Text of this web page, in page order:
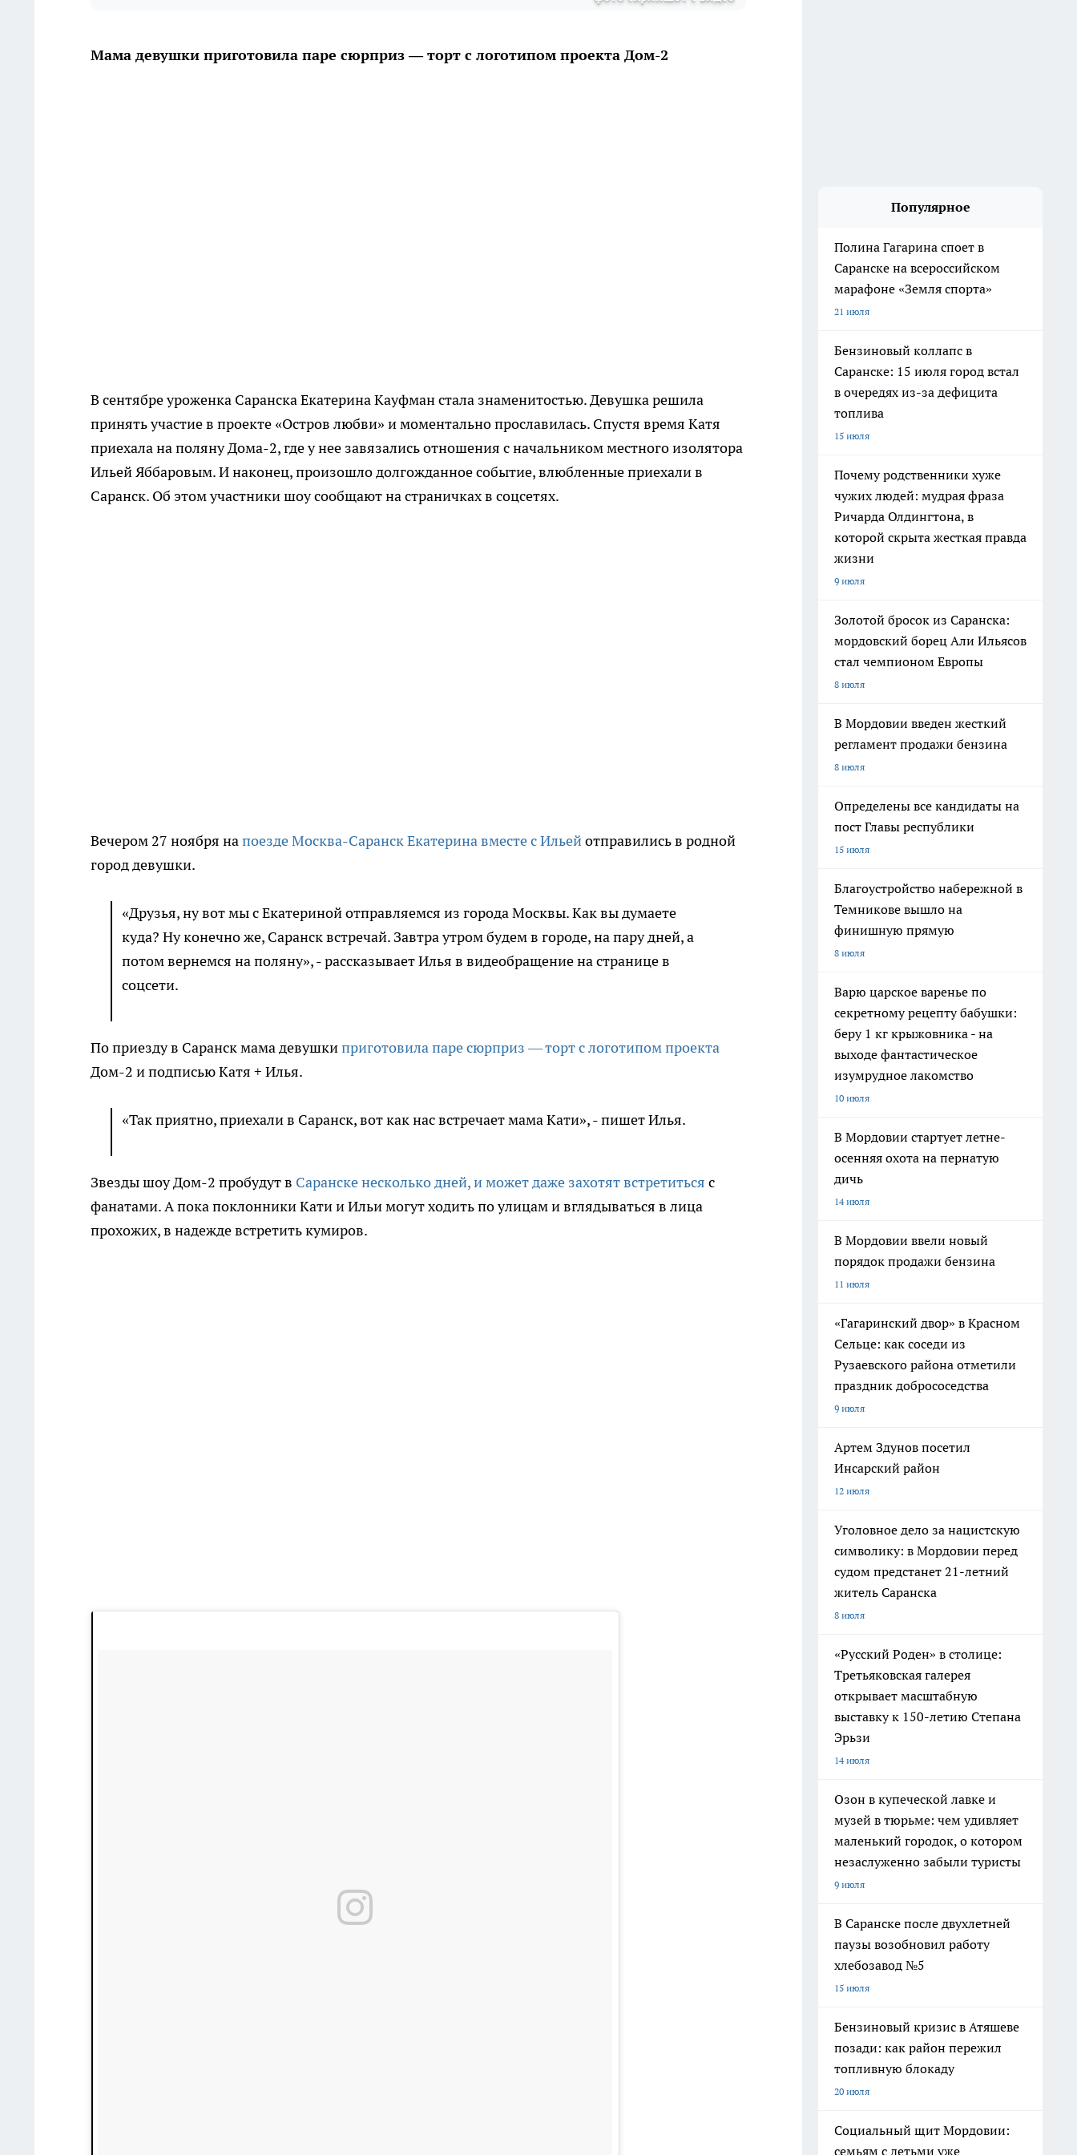
Мама девушки приготовила паре сюрприз — торт с логотипом проекта Дом-2
В сентябре уроженка Саранска Екатерина Кауфман стала знаменитостью. Девушка решила
принять участие в проекте «Остров любви» и моментально прославилась. Спустя время Катя
приехала на поляну Дома-2, где у нее завязались отношения с начальником местного изолятора
Ильей Яббаровым. И наконец, произошло долгожданное событие, влюбленные приехали в
Саранск. Об этом участники шоу сообщают на страничках в соцсетях.
Вечером 27 ноября напоезде Москва-Саранск Екатерина вместе с Ильейотправились в родной
город девушки.
«Друзья, ну вот мы с Екатериной отправляемся из города Москвы. Как вы думаете
куда? Ну конечно же, Саранск встречай. Завтра утром будем в городе, на пару дней, а
потом вернемся на поляну», - рассказывает Илья в видеобращение на странице в
соцсети.
По приезду в Саранск мама девушкиприготовила паре сюрприз — торт с логотипом проекта
Дом-2 и подписью Катя + Илья.
«Так приятно, приехали в Саранск, вот как нас встречает мама Кати», - пишет Илья.
Звезды шоу Дом-2 пробудут в Саранске несколько дней, и может даже захотят встретиться с
фанатами. А пока поклонники Кати и Ильи могут ходить по улицам и вглядываться в лица
прохожих, в надежде встретить кумиров.
Популярное
Полина Гагарина споет в
Саранске на всероссийском
марафоне «Земля спорта»
21 июля
Бензиновый коллапс в
Саранске: 15 июля город встал
в очередях из-за дефицита
топлива
15 июля
Почему родственники хуже
чужих людей: мудрая фраза
Ричарда Олдингтона, в
которой скрыта жесткая правда
жизни
9 июля
Золотой бросок из Саранска:
мордовский борец Али Ильясов
стал чемпионом Европы
8 июля
В Мордовии введен жесткий
регламент продажи бензина
8 июля
Определены все кандидаты на
пост Главы республики
15 июля
Благоустройство набережной в
Темникове вышло на
финишную прямую
8 июля
Варю царское варенье по
секретному рецепту бабушки:
беру 1 кг крыжовника - на
выходе фантастическое
изумрудное лакомство
10 июля
В Мордовии стартует летне-
осенняя охота на пернатую
дичь
14 июля
В Мордовии ввели новый
порядок продажи бензина
11 июля
«Гагаринский двор» в Красном
Сельце: как соседи из
Рузаевского района отметили
праздник добрососедства
9 июля
Артем Здунов посетил
Инсарский район
12 июля
Уголовное дело за нацистскую
символику: в Мордовии перед
судом предстанет 21-летний
житель Саранска
8 июля
«Русский Роден» в столице:
Третьяковская галерея
открывает масштабную
выставку к 150-летию Степана
Эрьзи
14 июля
Озон в купеческой лавке и
музей в тюрьме: чем удивляет
маленький городок, о котором
незаслуженно забыли туристы
9 июля
В Саранске после двухлетней
паузы возобновил работу
хлебозавод №5
15 июля
Бензиновый кризис в Атяшеве
позади: как район пережил
топливную блокаду
20 июля
Социальный щит Мордовии:
семьям с детьми уже